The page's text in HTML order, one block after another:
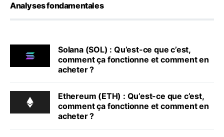
Analyses fondamentales
Solana (SOL) : Qu’est-ce que c’est,
comment ça fonctionne et comment en
acheter ?
Ethereum (ETH) : Qu’est-ce que c’est,
comment ça fonctionne et comment en
acheter ?